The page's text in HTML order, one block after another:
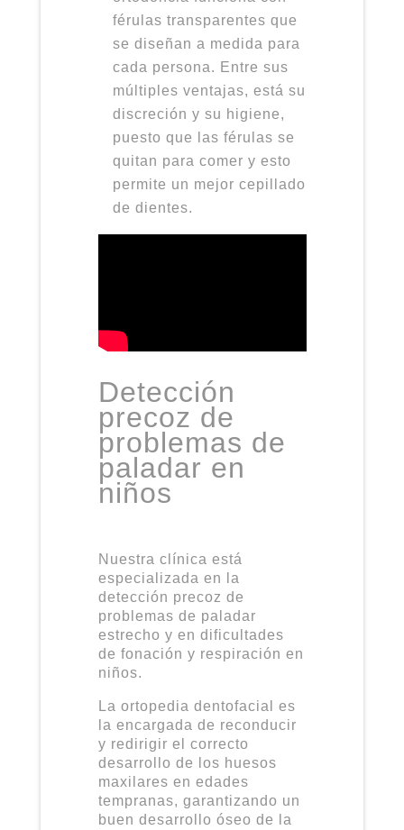
férulas transparentes que
se diseñan a medida para
cada persona. Entre sus
múltiples ventajas, está su
discreción y su higiene,
puesto que las férulas se
quitan para comer y esto
permite un mejor cepillado
de dientes.
Detección
precoz de
problemas de
paladar en
niños
Nuestra clínica está
especializada en la
detección precoz de
problemas de paladar
estrecho y en dificultades
de fonación y respiración en
niños.
La ortopedia dentofacial es
la encargada de reconducir
y redirigir el correcto
desarrollo de los huesos
maxilares en edades
tempranas, garantizando un
buen desarrollo óseo de la